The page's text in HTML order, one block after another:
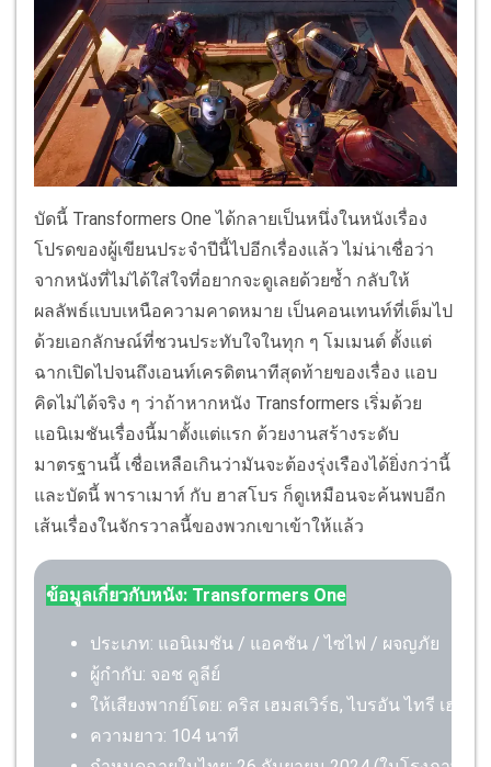
บัดนี้ Transformers One ได้กลายเป็นหนึ่งในหนังเรื่อง
โปรดของผู้เขียนประจำปีนี้ไปอีกเรื่องแล้ว ไม่น่าเชื่อว่า
จากหนังที่ไม่ได้ใส่ใจที่อยากจะดูเลยด้วยซ้ำ กลับให้
ผลลัพธ์แบบเหนือความคาดหมาย เป็นคอนเทนท์ที่เต็มไป
ด้วยเอกลักษณ์ที่ชวนประทับใจในทุก ๆ โมเมนต์ ตั้งแต่
ฉากเปิดไปจนถึงเอนท์เครดิตนาทีสุดท้ายของเรื่อง แอบ
คิดไม่ได้จริง ๆ ว่าถ้าหากหนัง Transformers เริ่มด้วย
แอนิเมชันเรื่องนี้มาตั้งแต่แรก ด้วยงานสร้างระดับ
มาตรฐานนี้ เชื่อเหลือเกินว่ามันจะต้องรุ่งเรืองได้ยิ่งกว่านี้
และบัดนี้ พาราเมาท์ กับ ฮาสโบร ก็ดูเหมือนจะค้นพบอีก
เส้นเรื่องในจักรวาลนี้ของพวกเขาเข้าให้แล้ว
ข้อมูลเกี่ยวกับหนัง: Transformers One
ประเภท: แอนิเมชัน / แอคชัน / ไซไฟ / ผจญภัย
ผู้กำกับ: จอช คูลีย์
ให้เสียงพากย์โดย: คริส เฮมสเวิร์ธ, ไบรอัน ไทรี เฮนรี
ความยาว: 104 นาที